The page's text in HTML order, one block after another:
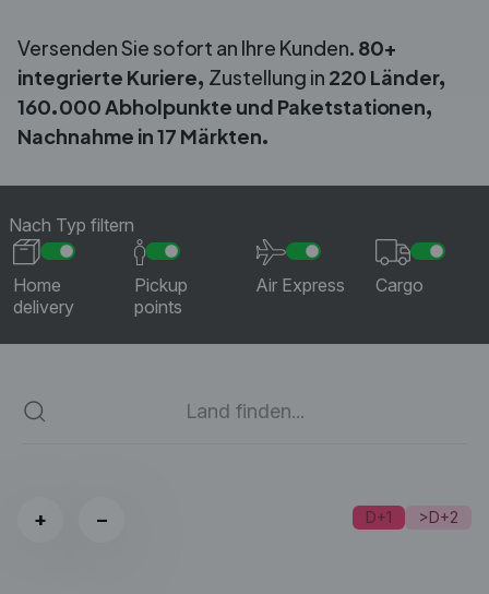
Versenden Sie sofort an Ihre Kunden. 80+
integrierte Kuriere, Zustellung in 220 Länder,
160.000 Abholpunkte und Paketstationen,
Nachnahme in 17 Märkten.
Nach Typ filtern
Home
delivery
Pickup
points
Air Express Cargo
D+1 >D+2
+ −